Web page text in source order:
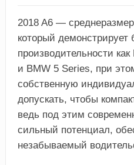
2018 A6 —
который
производительности
и BMW 5 Series, при
собственную
допускать, чтобы
ведь под этим
сильный потенциал,
незабываемый